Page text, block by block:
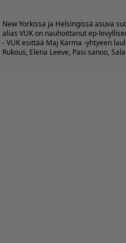
New Yorkissa ja Helsingissä asuva
alias VUK on nauhoittanut ep-
- VUK esittää Maj Karma -yhtyeen
Rukous, Elena Leeve, Pasi sanoo,